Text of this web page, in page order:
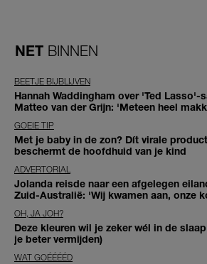
NET BINNEN
BEETJE BIJBLIJVEN
Hannah Waddingham over 'Ted Lasso'-
Matteo van der Grijn: 'Meteen heel
GOEIE TIP
Met je baby in de zon? Dít virale
beschermt de hoofdhuid van je kind
ADVERTORIAL
Jolanda reisde naar een afgelegen
Zuid-Australië: 'Wij kwamen aan, onze
OH, JA JOH?
Deze kleuren wil je zeker wél in de
je beter vermijden)
WAT GOÉÉÉÉD